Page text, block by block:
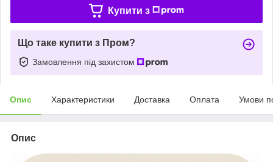
Купити з
Що таке купити з Пром?
Замовлення під захистом
Опис Характеристики Доставка Оплата Умови
Опис